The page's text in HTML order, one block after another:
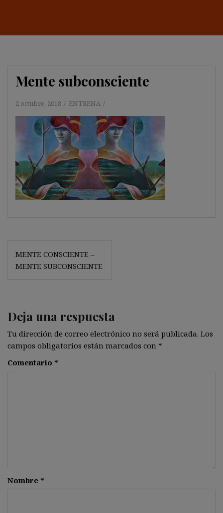
Mente subconsciente
2 octubre, 2018 ENTRENA
Navegación
de
MENTE CONSCIENTE –
MENTE SUBCONSCIENTE
Deja una respuesta
Tu dirección de correo electrónico no será publicada. Los
campos obligatorios están marcados con *
Comentario *
Nombre *